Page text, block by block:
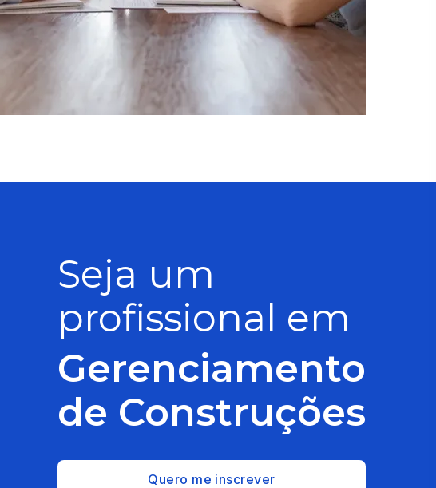
Seja um
profissional em
Gerenciamento
de Construções
Quero me inscrever